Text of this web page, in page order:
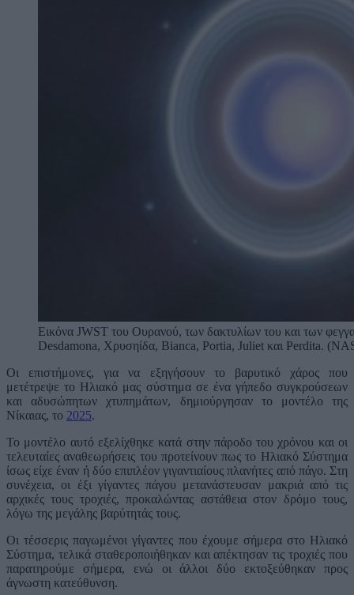
Εικόνα JWST του Ουρανού, των δακτυλίων του και των
Desdamona, Χρυσηίδα, Bianca, Portia, Juliet και Perdita.
Οι επιστήμονες, για να εξηγήσουν το βαρυτικό χάρος που
μετέτρεψε το Ηλιακό μας σύστημα σε ένα γήπεδο συγκρούσεων
και αδυσώπητων χτυπημάτων, δημιούργησαν το μοντέλο της
Νίκαιας, το 2025.
Το μοντέλο αυτό εξελίχθηκε κατά στην πάροδο του χρόνου και οι
τελευταίες αναθεωρήσεις του προτείνουν πως το Ηλιακό Σύστημα
ίσως είχε έναν ή δύο επιπλέον γιγαντιαίους πλανήτες από πάγο. Στη
συνέχεια, οι έξι γίγαντες πάγου μετανάστευσαν μακριά από τις
αρχικές τους τροχιές, προκαλώντας αστάθεια στον δρόμο τους,
λόγω της μεγάλης βαρύτητάς τους.
Οι τέσσερις παγωμένοι γίγαντες που έχουμε σήμερα στο Ηλιακό
Σύστημα, τελικά σταθεροποιήθηκαν και απέκτησαν τις τροχιές που
παρατηρούμε σήμερα, ενώ οι άλλοι δύο εκτοξεύθηκαν προς
άγνωστη κατεύθυνση.